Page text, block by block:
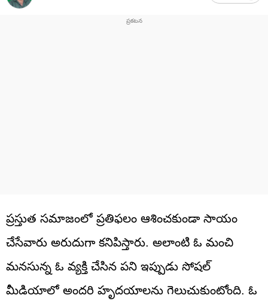
ప్రస్తుత సమాజంలో ప్రతిఫలం ఆశించకుండా సాయం
చేసేవారు అరుదుగా కనిపిస్తారు. అలాంటి ఓ మంచి
మనసున్న ఓ వ్యక్తి చేసిన పని ఇప్పుడు సోషల్
మీడియాలో అందరి హృదయాలను గెలుచుకుంటోంది. ఓ